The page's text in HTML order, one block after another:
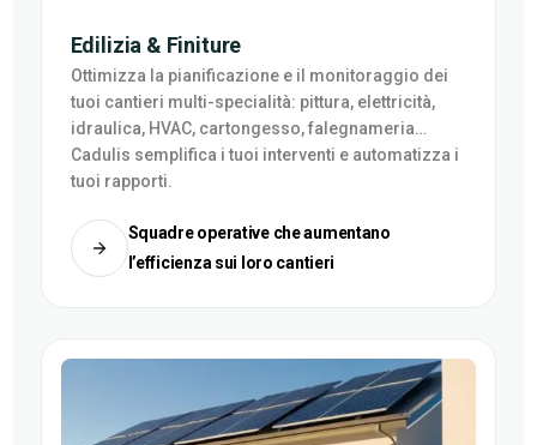
Edilizia & Finiture
Ottimizza la pianificazione e il monitoraggio dei
tuoi cantieri multi-specialità: pittura, elettricità,
idraulica, HVAC, cartongesso, falegnameria…
Cadulis semplifica i tuoi interventi e automatizza i
tuoi rapporti.
Squadre operative che aumentano
l’efficienza sui loro cantieri